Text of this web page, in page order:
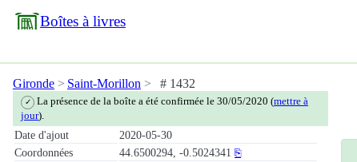
Boîtes à livres
Gironde Saint-Morillon # 1432
✓ La présence de la boîte a été confirmée le 30/05/2020 (mettre à
jour).
Date d'ajout
2020-05-30
Coordonnées
44.6500294, -0.5024341 ⎘